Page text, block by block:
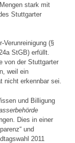
stark mit
Stuttgarter
Verunreinigung (§
StGB) erfüllt.
von der Stuttgarter
weil ein
nicht erkennbar sei.
und Billigung
Dies in einer
und
2011